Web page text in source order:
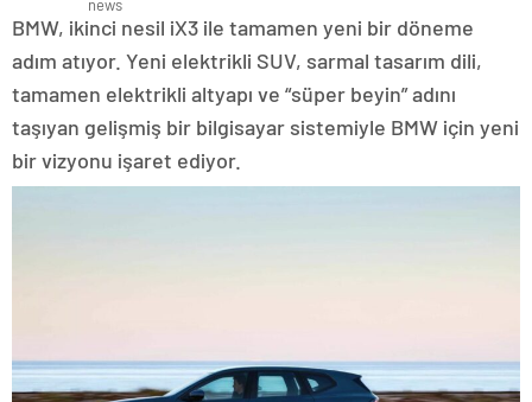
BMW, ikinci nesil iX3 ile tamamen yeni bir döneme
adım atıyor. Yeni elektrikli SUV, sarmal tasarım dili,
tamamen elektrikli altyapı ve “süper beyin” adını
taşıyan gelişmiş bir bilgisayar sistemiyle BMW için yeni
bir vizyonu işaret ediyor.